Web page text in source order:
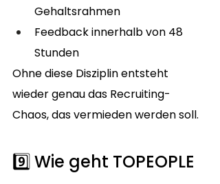
Gehaltsrahmen
Feedback innerhalb von 48
Stunden
Ohne diese Disziplin entsteht
wieder genau das Recruiting-
Chaos, das vermieden werden soll.
9️⃣ Wie geht TOPEOPLE